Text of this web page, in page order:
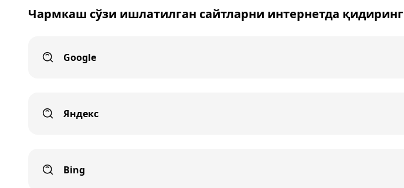
Чармкаш сўзи ишлатилган сайтларни интернетда қидиринг
Google
Яндекс
Bing